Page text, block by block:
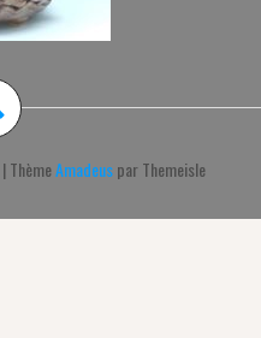
|ThèmeAmadeuspar Themeisle